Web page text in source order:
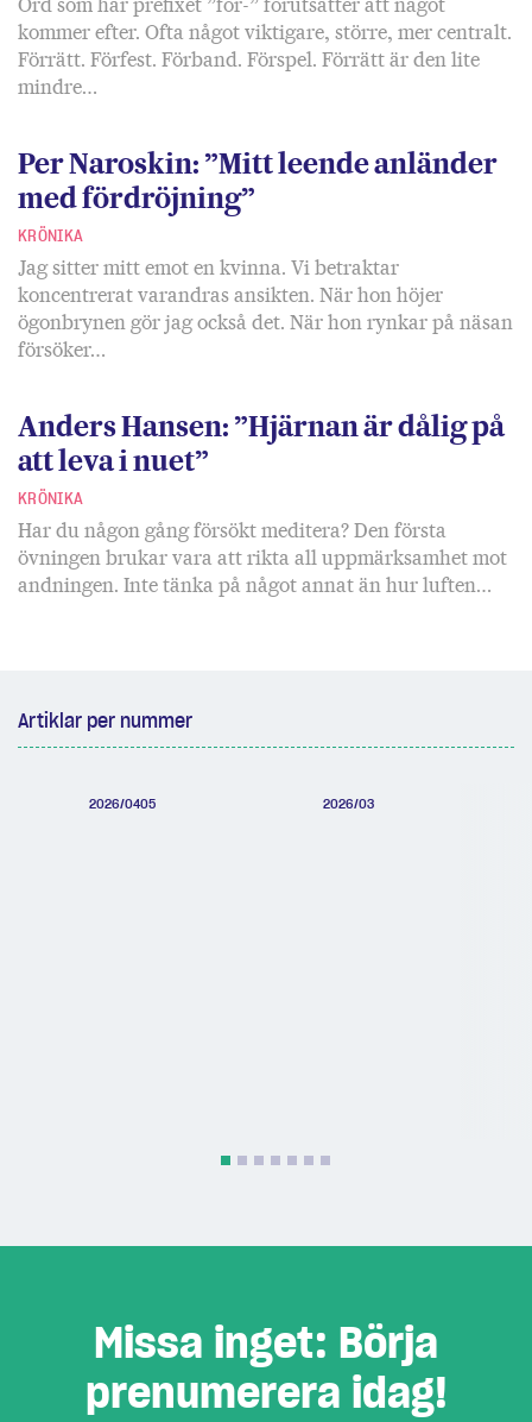
Ord som har prefixet ”för-” förutsätter att något
kommer efter. Ofta något viktigare, större, mer centralt.
Förrätt. Förfest. Förband. Förspel. Förrätt är den lite
mindre…
Per Naroskin: ”Mitt leende anländer
med fördröjning”
KRÖNIKA
Jag sitter mitt emot en kvinna. Vi betraktar
koncentrerat varandras ansikten. När hon höjer
ögonbrynen gör jag också det. När hon rynkar på näsan
försöker…
Anders Hansen: ”Hjärnan är dålig på
att leva i nuet”
KRÖNIKA
Har du någon gång försökt meditera? Den första
övningen brukar vara att rikta all uppmärksamhet mot
andningen. Inte tänka på något annat än hur luften…
Artiklar per nummer
2026/0405 2026/03
Missa inget: Börja
prenumerera idag!